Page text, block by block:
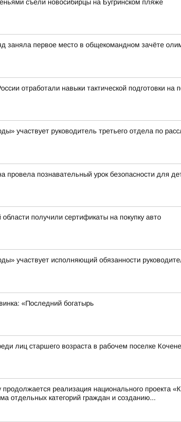
съели новосибирцы на Бугринском пляже
заняла первое место в общекомандном зачёте
отработали навыки тактической подготовки на
участвует руководитель третьего отдела по
провела познавательный урок безопасности для
получили сертификаты на покупку авто
участвует исполняющий обязанности
«Последний богатырь
лиц старшего возраста в рабочем поселке
реализация национального проекта
отдельных категорий граждан и созданию...